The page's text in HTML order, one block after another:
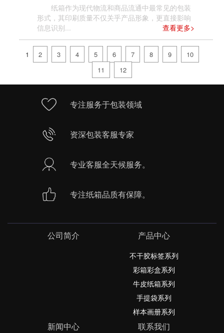
纸箱作为现代物流和商品流通中最常见的包装
形式，其印刷质量不仅关乎产品形象，更直接影响
信息识别...
查看更多>
1 2 3 4 5 6 7 8 9
10
11
12
专注服务于包装领域
资深包装客服专家
专业客服全天候服务。
专注纸箱品质有保障。
公司简介 产品中心
不干胶标签系列
彩箱彩盒系列
牛皮纸箱系列
手提袋系列
样本画册系列
新闻中心 联系我们